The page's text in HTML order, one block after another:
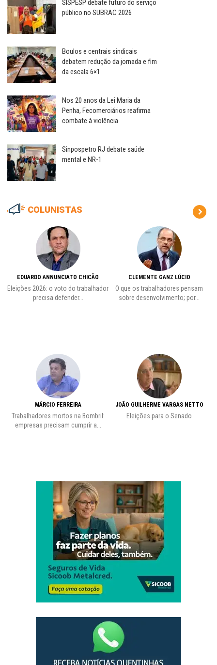
SISPESP debate futuro do serviço
público no SUBRAC 2026
Boulos e centrais sindicais
debatem redução da jornada e fim
da escala 6×1
Nos 20 anos da Lei Maria da
Penha, Fecomerciários reafirma
combate à violência
Sinpospetro RJ debate saúde
mental e NR-1
COLUNISTAS
EDUARDO ANNUNCIATO CHICÃO
Eleições 2026: o voto do trabalhador
precisa defender...
MÁRCIO FERREIRA
Trabalhadores mortos na Bombril:
empresas precisam cumprir a...
CLEMENTE GANZ LÚCIO
O que os trabalhadores pensam
sobre desenvolvimento; por...
JOÃO GUILHERME VARGAS NETTO
Eleições para o Senado